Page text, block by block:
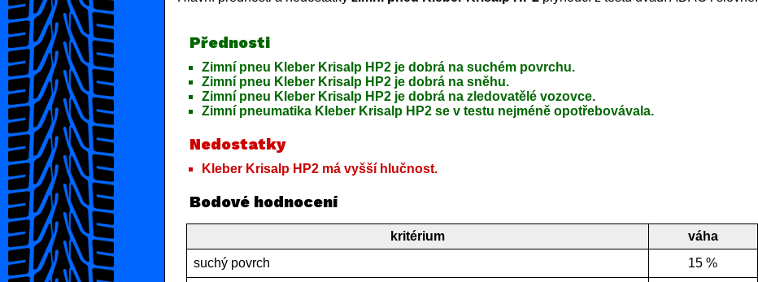
Přednosti
Zimní pneu Kleber Krisalp HP2 je dobrá na suchém povrchu.
Zimní pneu Kleber Krisalp HP2 je dobrá na sněhu.
Zimní pneu Kleber Krisalp HP2 je dobrá na zledovatělé vozovce.
Zimní pneumatika Kleber Krisalp HP2 se v testu nejméně opotřebovávala.
Nedostatky
Kleber Krisalp HP2 má vyšší hlučnost.
Bodové hodnocení
kritérium váha
suchý povrch
15 %